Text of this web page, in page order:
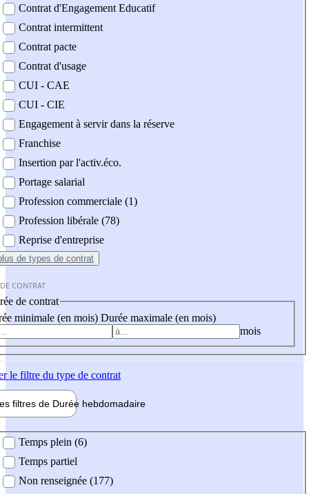
Contrat d'Engagement Educatif
Contrat intermittent
Contrat pacte
Contrat d'usage
CUI - CAE
CUI - CIE
Engagement à servir dans la réserve
Franchise
Insertion par l'activ.éco.
Portage salarial
Profession commerciale (1)
Profession libérale (78)
Reprise d'entreprise
de types de contrat
CONTRAT
de contrat
minimale (en mois) Durée maximale (en mois)
mois
le filtre du type de contrat
filtres de Durée hebdomadaire
Temps plein (6)
Temps partiel
Non renseignée (177)